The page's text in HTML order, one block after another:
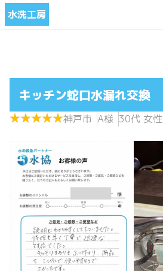
水洗工房
キッチン蛇口水漏れ交換
★★★★★
★★★★★神戸市 A様 30代 女性